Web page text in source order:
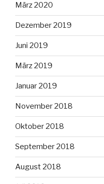
März 2020
Dezember 2019
Juni 2019
März 2019
Januar 2019
November 2018
Oktober 2018
September 2018
August 2018